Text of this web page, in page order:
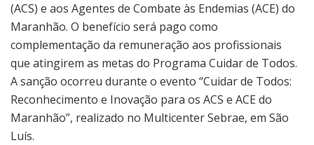
(ACS) e aos Agentes de Combate às Endemias (ACE) do
Maranhão. O benefício será pago como
complementação da remuneração aos profissionais
que atingirem as metas do Programa Cuidar de Todos.
A sanção ocorreu durante o evento “Cuidar de Todos:
Reconhecimento e Inovação para os ACS e ACE do
Maranhão”, realizado no Multicenter Sebrae, em São
Luís.